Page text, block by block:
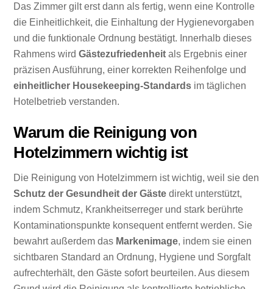
Das Zimmer gilt erst dann als fertig, wenn eine Kontrolle
die Einheitlichkeit, die Einhaltung der Hygienevorgaben
und die funktionale Ordnung bestätigt. Innerhalb dieses
Rahmens wirdGästezufriedenheit als Ergebnis einer
präzisen Ausführung, einer korrekten Reihenfolge und
einheitlicher Housekeeping-Standards im täglichen
Hotelbetrieb verstanden.
Warum die Reinigung von
Hotelzimmern wichtig ist
Die Reinigung von Hotelzimmern ist wichtig, weil sie den
Schutz der Gesundheit der Gäste direkt unterstützt,
indem Schmutz, Krankheitserreger und stark berührte
Kontaminationspunkte konsequent entfernt werden. Sie
bewahrt außerdem das Markenimage, indem sie einen
sichtbaren Standard an Ordnung, Hygiene und Sorgfalt
aufrechterhält, den Gäste sofort beurteilen. Aus diesem